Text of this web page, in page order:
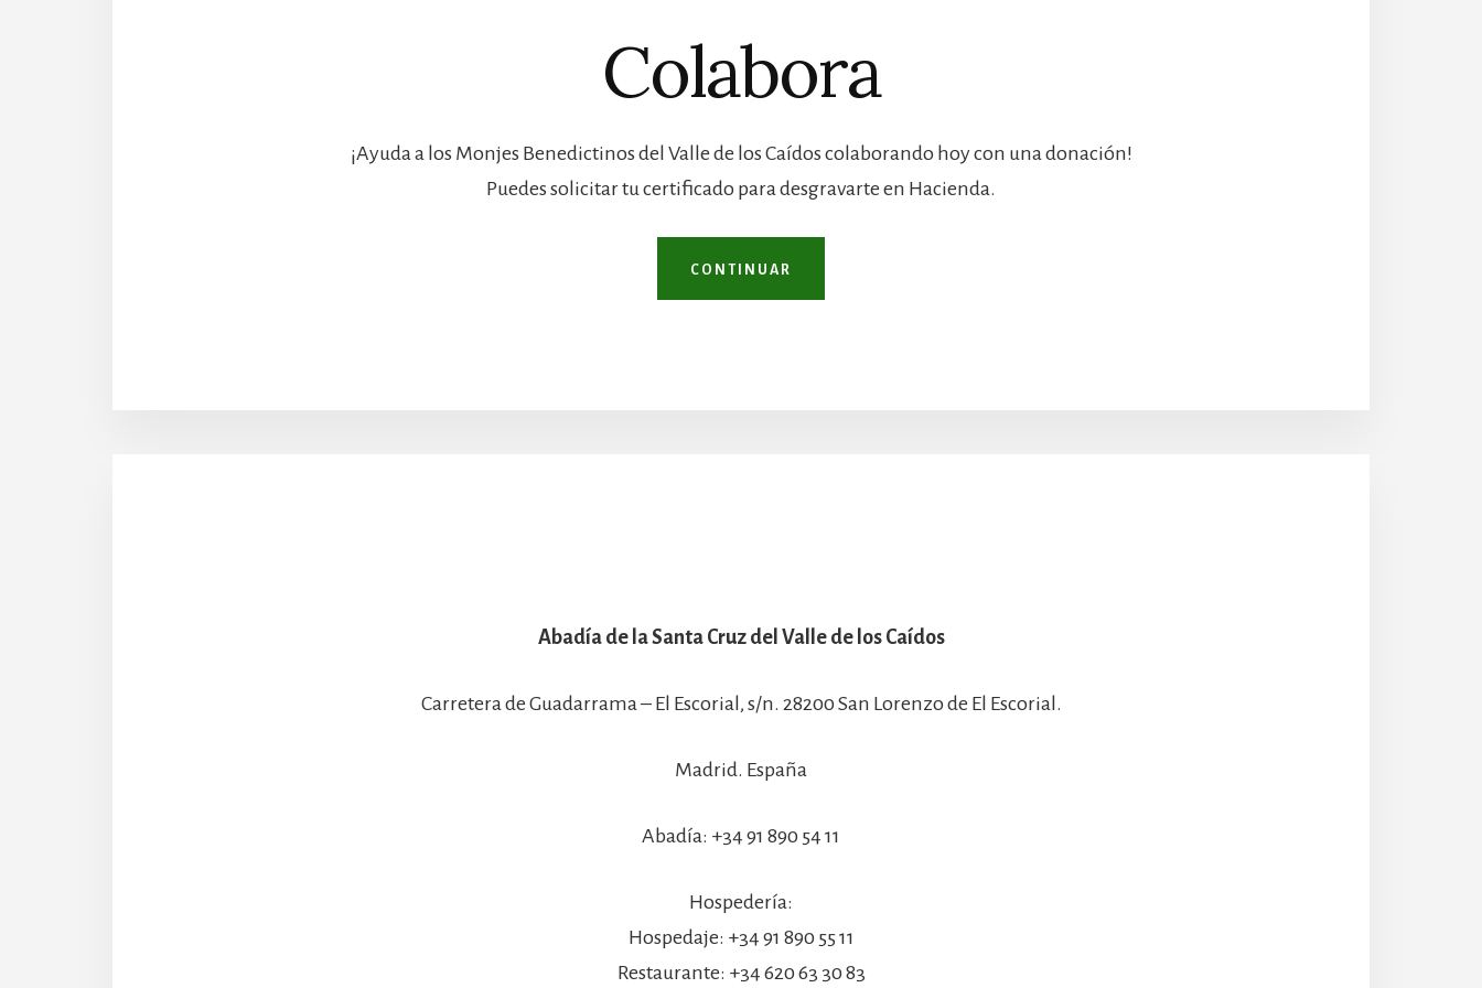
Colabora
¡Ayuda a los Monjes Benedictinos del Valle de los Caídos colaborando hoy con una donación!
Puedes solicitar tu certificado para desgravarte en Hacienda.
CONTINUAR
Abadía de la Santa Cruz del Valle de los Caídos
Carretera de Guadarrama – El Escorial, s/n. 28200 San Lorenzo de El Escorial.
Madrid. España
Abadía: +34 91 890 54 11
Hospedería:
Hospedaje: +34 91 890 55 11
Restaurante: +34 620 63 30 83